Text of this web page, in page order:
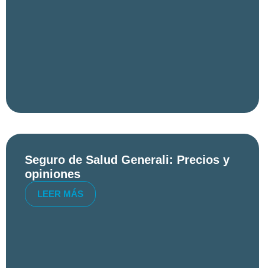
Seguro de Salud Generali: Precios y
opiniones
LEER MÁS